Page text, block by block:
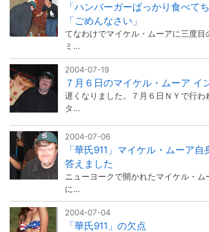
「ハンバーガーばっかり食べて
「ごめんなさい」
てなわけでマイケル・ムーアに三度目
ミ…
2004-07-19
７月６日のマイケル・ムーア イ
遅くなりました。７月６日ＮＹで行わ
タ…
2004-07-06
「華氏911」マイケル・ムーア
答えました
ニューヨークで開かれたマイケル・
に…
2004-07-04
「華氏911」の欠点